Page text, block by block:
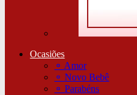
Ocasiões
⚬ Amor
⚬Novo Bebê
⚬Parabéns